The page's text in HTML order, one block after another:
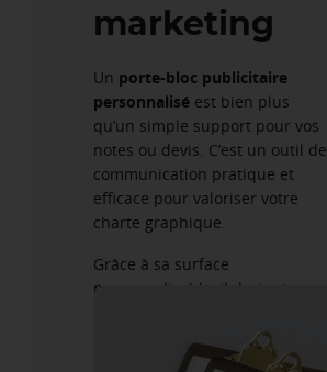
marketing
Un porte-bloc publicitaire
personnalisé est bien plus
qu’un simple support pour vos
notes ou devis. C’est un outil de
communication pratique et
efficace pour valoriser votre
charte graphique.
Grâce à sa surface
personnalisable, il devient un
afficher votre logo, vos couleurs
ou votre message.